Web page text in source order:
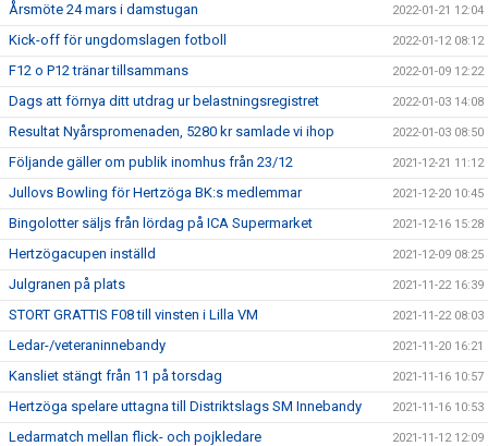
Årsmöte 24 mars i damstugan 2022-01-21 12:04
Kick-off för ungdomslagen fotboll 2022-01-12 08:12
F12 o P12 tränar tillsammans 2022-01-09 12:22
Dags att förnya ditt utdrag ur belastningsregistret 2022-01-03 14:08
Resultat Nyårspromenaden, 5280 kr samlade vi ihop 2022-01-03 08:50
Följande gäller om publik inomhus från 23/12 2021-12-21 11:12
Jullovs Bowling för Hertzöga BK:s medlemmar 2021-12-20 10:45
Bingolotter säljs från lördag på ICA Supermarket 2021-12-16 15:28
Hertzögacupen inställd 2021-12-09 08:25
Julgranen på plats 2021-11-22 16:39
STORT GRATTIS F08 till vinsten i Lilla VM 2021-11-22 08:03
Ledar-/veteraninnebandy 2021-11-20 16:21
Kansliet stängt från 11 på torsdag 2021-11-16 10:57
Hertzöga spelare uttagna till Distriktslags SM Innebandy 2021-11-16 10:53
Ledarmatch mellan flick- och pojkledare 2021-11-12 12:09